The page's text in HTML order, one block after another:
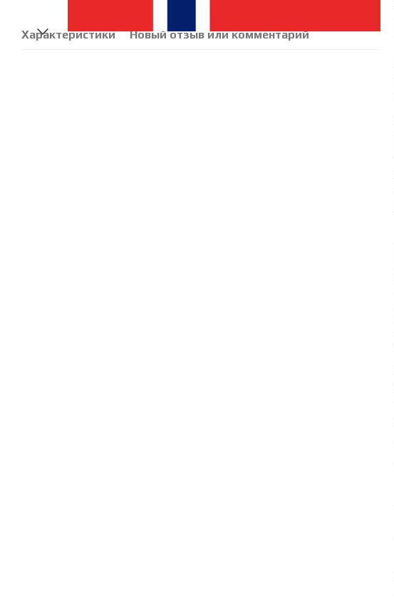
Характеристики Новый отзыв или комментарий